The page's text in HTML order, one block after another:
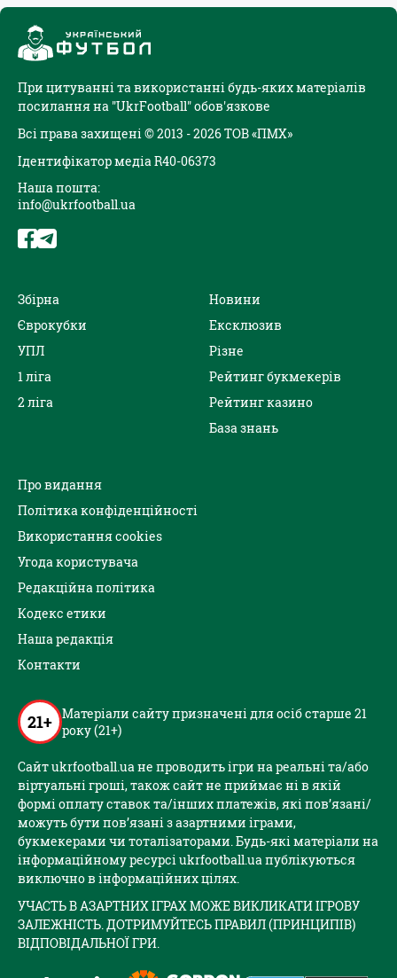
При цитуванні та використанні будь-яких матеріалів
посилання на "UkrFootball" обов'язкове
Всі права захищені © 2013 - 2026 ТОВ «ПМХ»
Ідентифікатор медіа R40-06373
Наша пошта:
info@ukrfootball.ua
Збірна
Єврокубки
УПЛ
1 ліга
2 ліга
Новини
Ексклюзив
Різне
Рейтинг букмекерів
Рейтинг казино
База знань
Про видання
Політика конфіденційності
Використання cookies
Угода користувача
Редакційна політика
Кодекс етики
Наша редакція
Контакти
21+ Матеріали сайту призначені для осіб старше 21
року (21+)
Сайт ukrfootball.ua не проводить ігри на реальні та/або
віртуальні гроші, також сайт не приймає ні в якій
формі оплату ставок та/інших платежів, які пов’язані/
можуть бути пов’язані з азартними іграми,
букмекерами чи тоталізаторами. Будь-які матеріали на
інформаційному ресурсі ukrfootball.ua публікуються
виключно в інформаційних цілях.
УЧАСТЬ В АЗАРТНИХ ІГРАХ МОЖЕ ВИКЛИКАТИ ІГРОВУ
ЗАЛЕЖНІСТЬ. ДОТРИМУЙТЕСЬ ПРАВИЛ (ПРИНЦИПІВ)
ВІДПОВІДАЛЬНОЇ ГРИ.